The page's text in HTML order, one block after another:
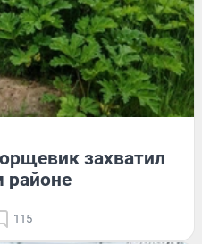
захватил
районе
115